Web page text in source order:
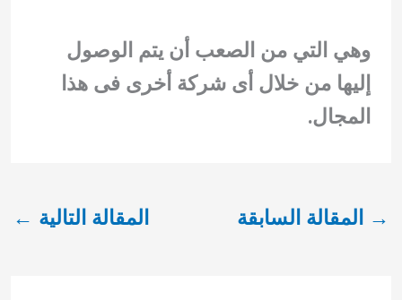
وهي التي من الصعب أن يتم الوصول
إليها من خلال أى شركة أخرى فى هذا
المجال.
→ المقالة السابقة المقالة التالية ←